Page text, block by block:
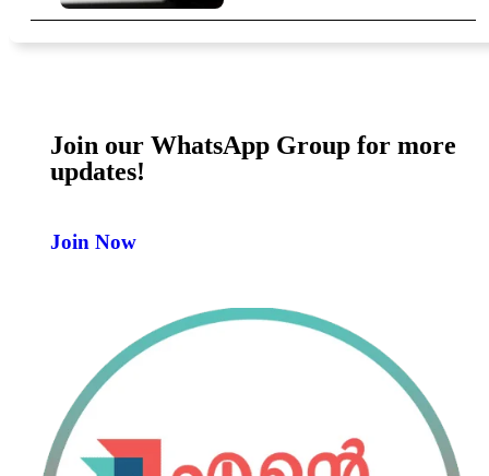
Join our WhatsApp Group for more
updates!
Join Now